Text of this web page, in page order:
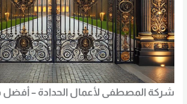
شركة المصطفى لأعمال الحدادة – أفضل